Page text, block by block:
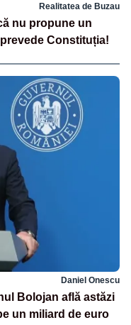
Realitatea de Buzau
nu propune un
Constituția!
Daniel Onescu
Bolojan află astăzi
un miliard de euro